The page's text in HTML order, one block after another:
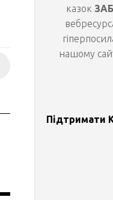
казок
нашому
Підтримати